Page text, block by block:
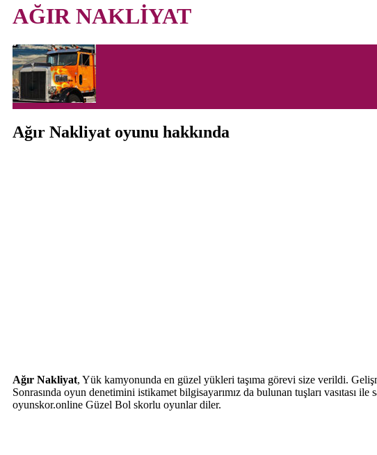
AĞIR NAKLİYAT
Ağır Nakliyat oyunu hakkında
Ağır Nakliyat, Yük kamyonunda en güzel yükleri taşıma görevi size verildi.
Sonrasında oyun denetimini istikamet bilgisayarımız da bulunan tuşları vasıtası
oyunskor.online Güzel Bol skorlu oyunlar diler.